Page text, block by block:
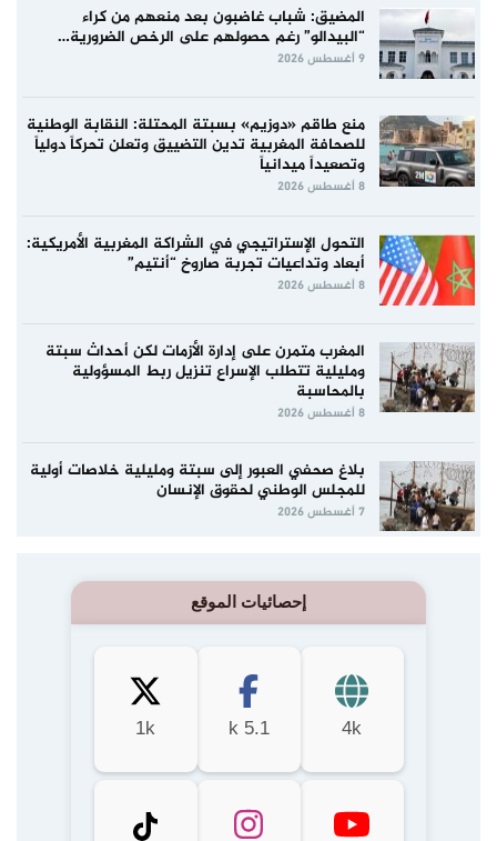
المضيق: شباب غاضبون بعد منعهم من كراء
“البيدالو” رغم حصولهم على الرخص الضرورية…
9 أغسطس 2026
منع طاقم «دوزيم» بسبتة المحتلة: النقابة الوطنية
للصحافة المغربية تدين التضييق وتعلن تحركاً دولياً
وتصعيداً ميدانياً
8 أغسطس 2026
التحول الإستراتيجي في الشراكة المغربية الأمريكية:
أبعاد وتداعيات تجربة صاروخ “أنتيم”
8 أغسطس 2026
المغرب متمرن على إدارة الأزمات لكن أحداث سبتة
ومليلية تتطلب الإسراع تنزيل ربط المسؤولية
بالمحاسبة
8 أغسطس 2026
بلاغ صحفي العبور إلى سبتة ومليلية خلاصات أولية
للمجلس الوطني لحقوق الإنسان
7 أغسطس 2026
إحصائيات الموقع
4k
5.1 k
1k